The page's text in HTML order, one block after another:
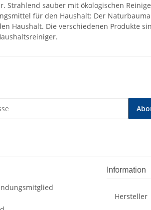
sauber mit ökologischen
für den Haushalt: Der
Haushalt. Die verschiedenen Produkte
Information
Hersteller